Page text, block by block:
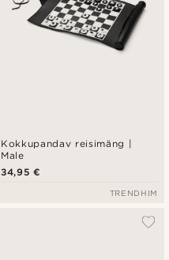
Kokkupandav reisimäng |
Male
34,95 €
TRENDHIM